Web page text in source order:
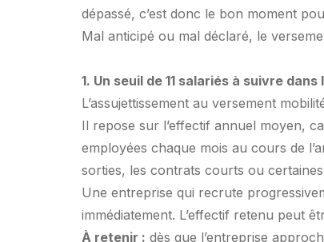
dépassé, c’est donc le bon moment
Mal anticipé ou mal déclaré, le
1. Un seuil de 11 salariés à suivre dans
L’assujettissement au versement
Il repose sur l’effectif annuel moyen,
employées chaque mois au cours de
sorties, les contrats courts ou
Une entreprise qui recrute
immédiatement. L’effectif retenu peut
À retenir : dès que l’entreprise